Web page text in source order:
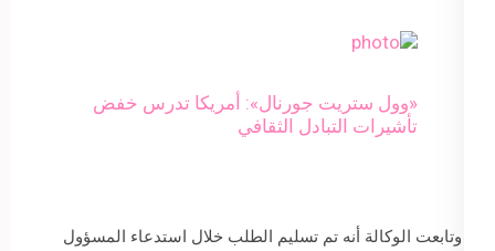
«وول ستريت جورنال»: أمريكا تدرس خفض
تأشيرات التبادل الثقافي
وتابعت الوكالة أنه تم تسليم الطلب خلال استدعاء المسؤول